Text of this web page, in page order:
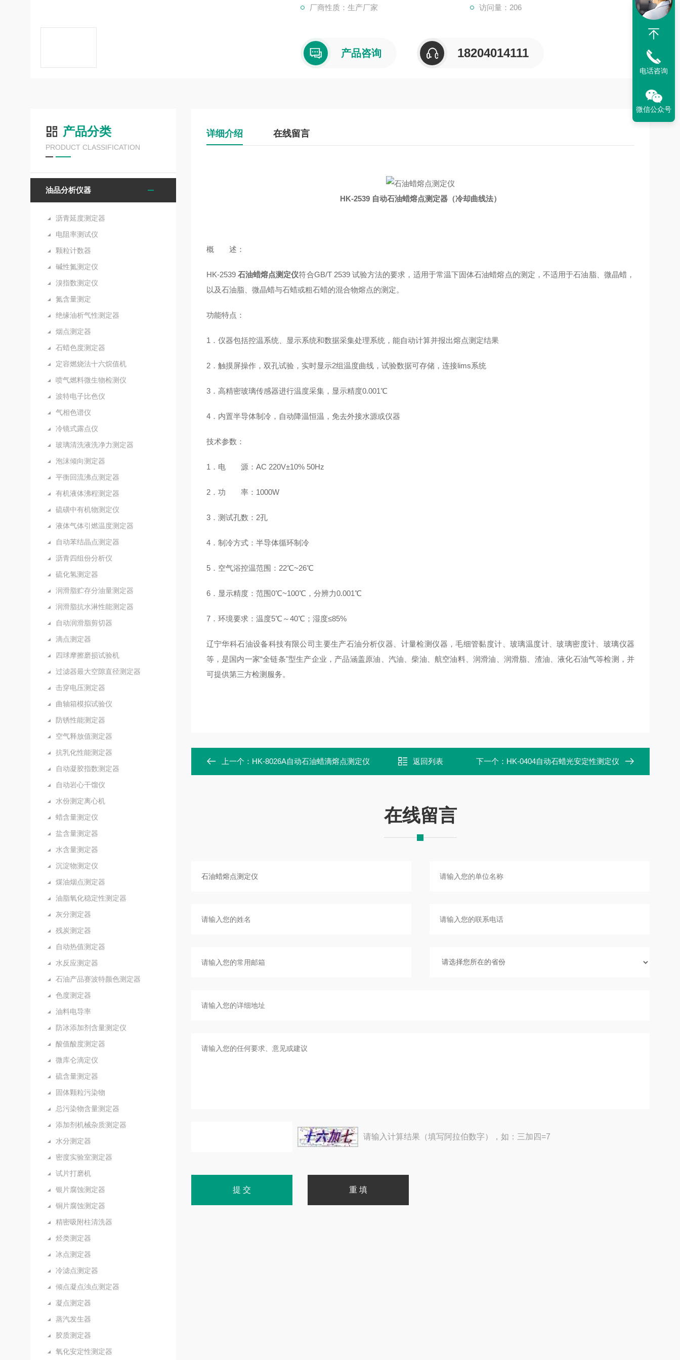
厂商性质：生产厂家 访问量：206
产品咨询 18204014111
产品分类
PRODUCT CLASSIFICATION
油品分析仪器
沥青延度测定器
电阻率测试仪
颗粒计数器
碱性氮测定仪
溴指数测定仪
氮含量测定
绝缘油析气性测定器
烟点测定器
石蜡色度测定器
定容燃烧法十六烷值机
喷气燃料微生物检测仪
波特电子比色仪
气相色谱仪
冷镜式露点仪
玻璃清洗液洗净力测定器
泡沫倾向测定器
平衡回流沸点测定器
有机液体沸程测定器
硫磺中有机物测定仪
液体气体引燃温度测定器
自动苯结晶点测定器
沥青四组份分析仪
硫化氢测定器
润滑脂贮存分油量测定器
润滑脂抗水淋性能测定器
自动润滑脂剪切器
滴点测定器
四球摩擦磨损试验机
过滤器最大空隙直径测定器
击穿电压测定器
曲轴箱模拟试验仪
防锈性能测定器
空气释放值测定器
抗乳化性能测定器
自动凝胶指数测定器
自动岩心干馏仪
水份测定离心机
蜡含量测定仪
盐含量测定器
水含量测定器
沉淀物测定仪
煤油烟点测定器
油脂氧化稳定性测定器
灰分测定器
残炭测定器
自动热值测定器
水反应测定器
石油产品赛波特颜色测定器
色度测定器
油料电导率
防冰添加剂含量测定仪
酸值酸度测定器
微库仑滴定仪
硫含量测定器
固体颗粒污染物
总污染物含量测定器
添加剂机械杂质测定器
水分测定器
密度实验室测定器
试片打磨机
银片腐蚀测定器
铜片腐蚀测定器
精密吸附柱清洗器
烃类测定器
冰点测定器
冷滤点测定器
倾点凝点浊点测定器
凝点测定器
蒸汽发生器
胶质测定器
氧化安定性测定器
详细介绍 在线留言
HK-2539 自动石油蜡熔点测定器（冷却曲线法）
概 述：
HK-2539 石油蜡熔点测定仪符合GB/T 2539 试验方法的要求，适用于常温下固体石油蜡熔点的测定，不适用于石油脂、微晶蜡，
以及石油脂、微晶蜡与石蜡或粗石蜡的混合物熔点的测定。
功能特点：
1．仪器包括控温系统、显示系统和数据采集处理系统，能自动计算并报出熔点测定结果
2．触摸屏操作，双孔试验，实时显示2组温度曲线，试验数据可存储，连接lims系统
3．高精密玻璃传感器进行温度采集，显示精度0.001℃
4．内置半导体制冷，自动降温恒温，免去外接水源或仪器
技术参数：
1．电 源：AC 220V±10% 50Hz
2．功 率：1000W
3．测试孔数：2孔
4．制冷方式：半导体循环制冷
5．空气浴控温范围：22℃~26℃
6．显示精度：范围0℃~100℃，分辨力0.001℃
7．环境要求：温度5℃～40℃；湿度≤85%
辽宁华科石油设备科技有限公司主要生产石油分析仪器、计量检测仪器，毛细管黏度计、玻璃温度计、玻璃密度计、玻璃仪器
等，是国内一家“全链条"型生产企业，产品涵盖原油、汽油、柴油、航空油料、润滑油、润滑脂、渣油、液化石油气等检测，并
可提供第三方检测服务。
上一个： HK-8026A自动石油蜡滴熔点测定仪 返回列表 下一个： HK-0404自动石蜡光安定性测定仪
在线留言
请输入计算结果（填写阿拉伯数字），如：三加四=7
电话咨询
微信公众号